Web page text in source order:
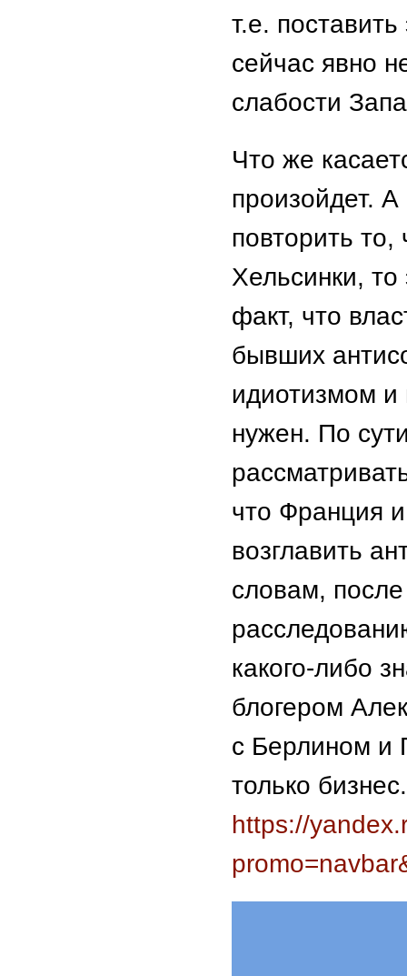
т.е.
сейчас явно
слабости
Что же
произойдет. А
повторить то,
Хельсинки, то
факт, что
бывших
идиотизмом
нужен. По
что Франция
возглавить
словам,
какого-либо
блогером
с Берлином и
только
https://